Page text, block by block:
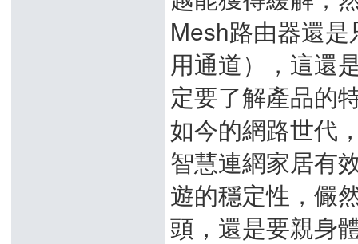
Mesh路由器還
用通道），這還
定要了解產品的
如今的網路世代
智慧連網家居有
遊的穩定性，儼
頭，還是要親身